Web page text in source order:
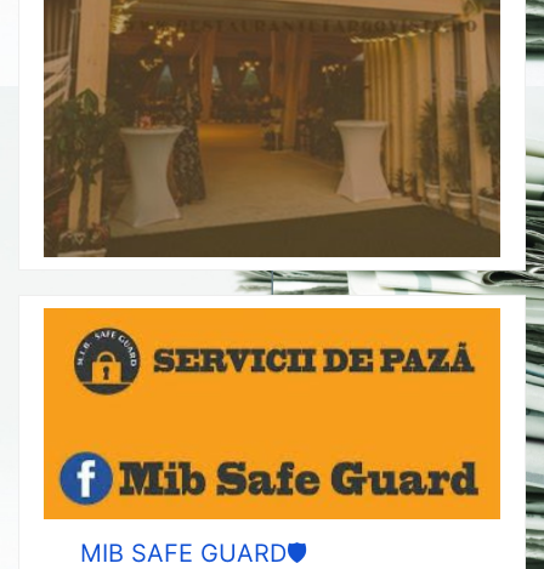
MIB SAFE GUARD🛡️